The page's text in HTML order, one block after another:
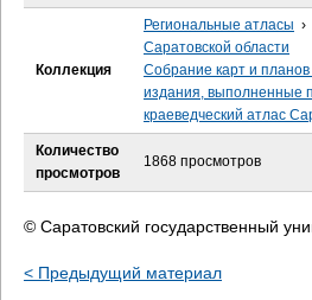
Коллекция
Региональные атласы ›
Саратовской области
Собрание карт и
издания, выполненные
краеведческий атлас
Количество
просмотров
1868 просмотров
© Саратовский государственный
< Предыдущий материал